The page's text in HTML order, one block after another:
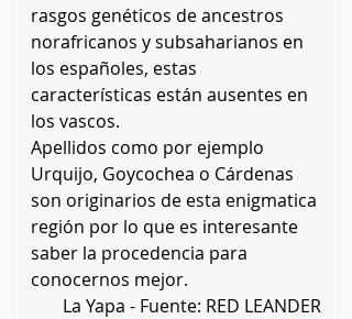
rasgos genéticos de ancestros
norafricanos y subsaharianos en
los españoles, estas
características están ausentes en
los vascos.
Apellidos como por ejemplo
Urquijo, Goycochea o Cárdenas
son originarios de esta enigmatica
región por lo que es interesante
saber la procedencia para
conocernos mejor.
La Yapa - Fuente: RED LEANDER